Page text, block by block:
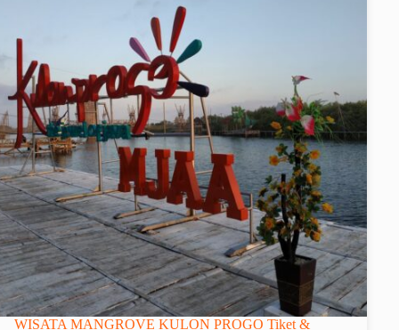
WISATA MANGROVE KULON PROGO Tiket &